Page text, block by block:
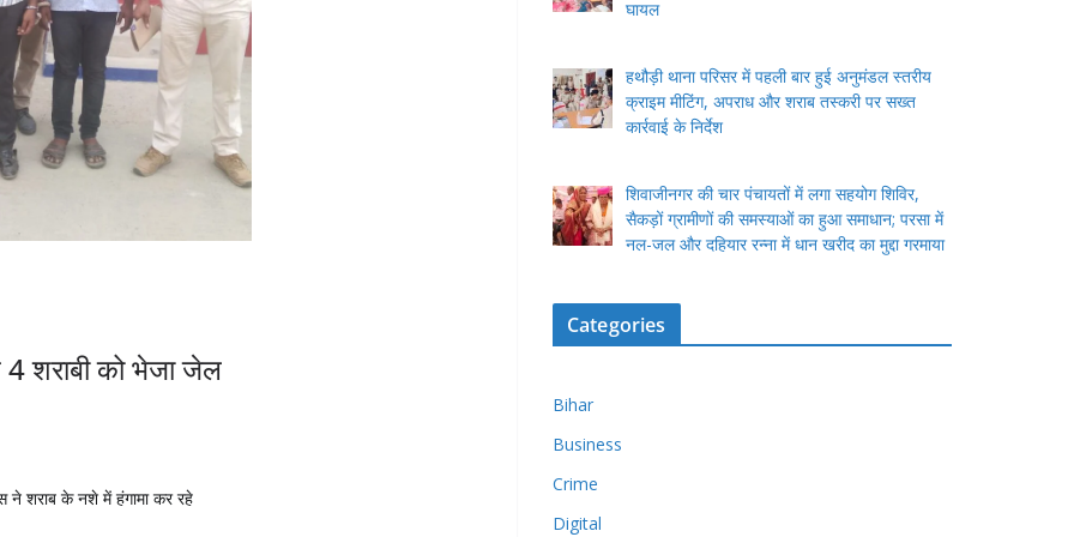
4 शराबी को भेजा जेल
ने शराब के नशे में हंगामा कर रहे
घायल
हथौड़ी थाना परिसर में पहली बार हुई अनुमंडल स्तरीय
क्राइम मीटिंग, अपराध और शराब तस्करी पर सख्त
कार्रवाई के निर्देश
शिवाजीनगर की चार पंचायतों में लगा सहयोग शिविर,
सैकड़ों ग्रामीणों की समस्याओं का हुआ समाधान; परसा में
नल-जल और दहियार रन्ना में धान खरीद का मुद्दा गरमाया
Categories
Bihar
Business
Crime
Digital